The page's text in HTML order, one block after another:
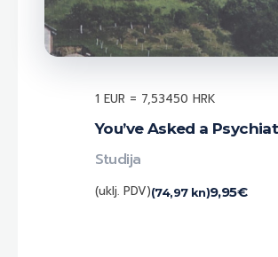
You’ve Asked a
9,95€
(74,97 kn)
(uklj. PDV)
Studija
1 EUR = 7,53450 HRK